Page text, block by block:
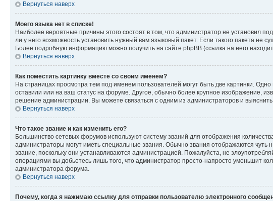
Вернуться наверх
Моего языка нет в списке!
Наиболее вероятные причины этого состоят в том, что администратор не установил
ли у него возможность установить нужный вам языковый пакет. Если такого пакета не
Более подробную информацию можно получить на сайте phpBB (ссылка на него
Вернуться наверх
Как поместить картинку вместе со своим именем?
На страницах просмотра тем под именем пользователей могут быть две картинки.
оставили или на ваш статус на форуме. Другое, обычно более крупное изображение,
решение администрации. Вы можете связаться с одним из администраторов и
Вернуться наверх
Что такое звание и как изменить его?
Большинство сетевых форумов используют систему званий для отображения
администраторы могут иметь специальные звания. Обычно звания отображаются
звание, поскольку они устанавливаются администрацией. Пожалуйста, не
операциями вы добьетесь лишь того, что администратор просто-напросто уменьшит
администратора форума.
Вернуться наверх
Почему, когда я нажимаю ссылку для отправки пользователю электронного